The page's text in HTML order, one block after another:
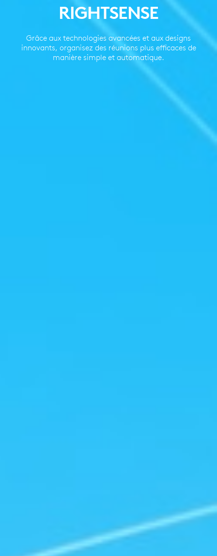
RIGHTSENSE
Grâce aux technologies avancées et aux designs
innovants, organisez des réunions plus efficaces de
manière simple et automatique.